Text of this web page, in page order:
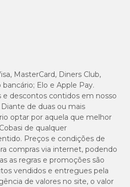
MasterCard, Diners Club,
Elo e Apple Pay.
e descontos contidos em nosso
de duas ou mais
optar por aquela que melhor
de qualquer
Preços e condições de
compras via internet, podendo
as regras e promoções são
vendidos e entregues pela
de valores no site, o valor